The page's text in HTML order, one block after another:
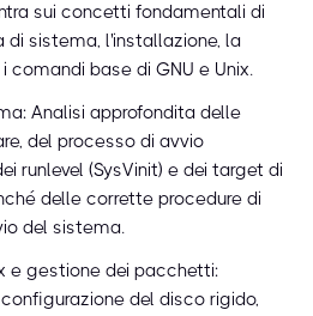
sui concetti fondamentali di
di sistema, l'installazione, la
base di GNU e Unix.
Analisi approfondita delle
del processo di avvio
runlevel (SysVinit) e dei target di
delle corrette procedure di
del sistema.
e gestione dei pacchetti:
del disco rigido,